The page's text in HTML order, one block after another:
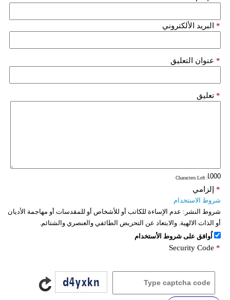
البريد الألكتروني *
عنوان التعليق *
تعليق *
: Characters Left
إلزامي *
شروط الاستخدام
شروط النشر: عدم الإساءة للكاتب أو للأشخاص أو للمقدسات أو مهاجمة الأديان
أو الذات الالهية. والابتعاد عن التحريض الطائفي والعنصري والشتائم.
اُوافق على شروط الأستخدام
Security Code *